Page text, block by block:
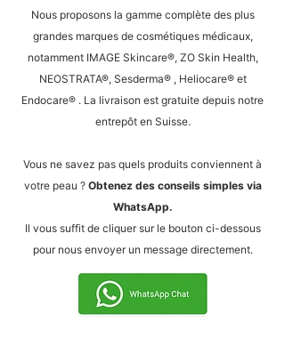
Nous proposons la gamme complète des plus
grandes marques de cosmétiques médicaux,
notamment IMAGE Skincare®, ZO Skin Health,
NEOSTRATA®, Sesderma®, Heliocare® et
Endocare® . La livraison est gratuite depuis notre
entrepôt en Suisse.
Vous ne savez pas quels produits conviennent à
votre peau ? Obtenez des conseils simples via
WhatsApp.
Il vous suffit de cliquer sur le bouton ci-dessous
pour nous envoyer un message directement.